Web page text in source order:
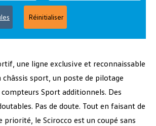
Réinitialiser
une ligne exclusive et reconnaissable
châssis sport, un poste de pilotage
Sport additionnels. Des
Pas de doute. Tout en faisant de
priorité, le Scirocco est un coupé sans